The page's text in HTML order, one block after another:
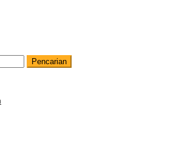
Pencarian